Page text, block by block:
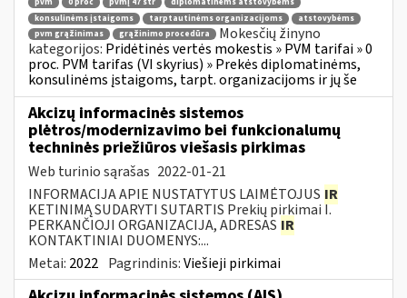
pvm 0 proc pvmį 47 str
diplomatinėms atstovybėms
konsulinėms įstaigoms
tarptautinėms organizacijoms
atstovybėms
pvm grąžinimas
grąžinimo procedūra
Mokesčių žinyno
kategorijos: Pridėtinės vertės mokestis » PVM tarifai » 0
proc. PVM tarifas (VI skyrius) » Prekės diplomatinėms,
konsulinėms įstaigoms, tarpt. organizacijoms ir jų še
Akcizų informacinės sistemos
plėtros/modernizavimo bei funkcionalumų
techninės priežiūros viešasis pirkimas
Web turinio sąrašas 2022-01-21
INFORMACIJA APIE NUSTATYTUS LAIMĖTOJUS IR
KETINIMĄ SUDARYTI SUTARTIS Prekių pirkimai I.
PERKANČIOJI ORGANIZACIJA, ADRESAS IR
KONTAKTINIAI DUOMENYS:...
Metai: 2022 Pagrindinis:Viešieji pirkimai